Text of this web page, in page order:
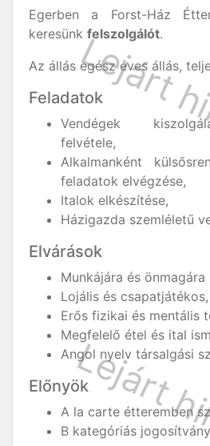
Egerben a Forst-Ház
keresünk felszolgálót.
Az állás egész éves állás,
Feladatok
Vendégek
felvétele,
Alkalmanként
feladatok elvégzése,
Italok elkészítése,
Házigazda szemléletű
Elvárások
Munkájára és
Lojális és csapatjátékos,
Erős fizikai és mentális
Megfelelő étel és ital
Angol nyelv társalgási
Előnyök
A la carte étteremben
B kategóriás